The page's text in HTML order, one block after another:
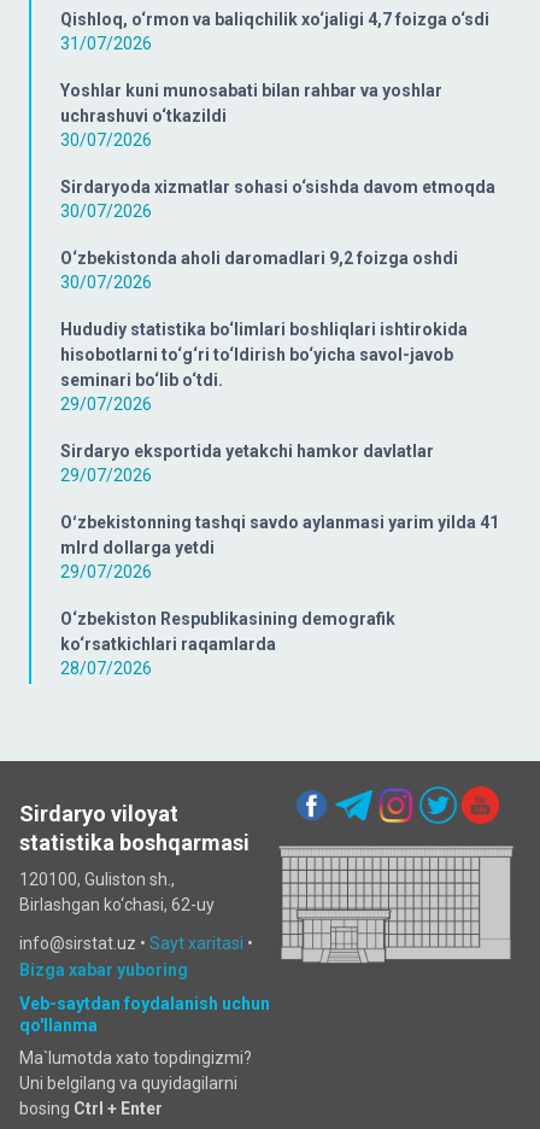
Qishloq, o‘rmon va baliqchilik xo‘jaligi 4,7 foizga o‘sdi
31/07/2026
Yoshlar kuni munosabati bilan rahbar va yoshlar
uchrashuvi o‘tkazildi
30/07/2026
Sirdaryoda xizmatlar sohasi o‘sishda davom etmoqda
30/07/2026
O‘zbekistonda aholi daromadlari 9,2 foizga oshdi
30/07/2026
Hududiy statistika bo‘limlari boshliqlari ishtirokida
hisobotlarni to‘g‘ri to‘ldirish bo‘yicha savol-javob
seminari bo‘lib o‘tdi.
29/07/2026
Sirdaryo eksportida yetakchi hamkor davlatlar
29/07/2026
Oʻzbekistonning tashqi savdo aylanmasi yarim yilda 41
mlrd dollarga yetdi
29/07/2026
O‘zbekiston Respublikasining demografik
ko‘rsatkichlari raqamlarda
28/07/2026
Sirdaryo viloyat
statistika boshqarmasi
120100, Guliston sh.,
Birlashgan ko‘chаsi, 62-uy
info@sirstat.uz • Sayt xaritasi •
Bizga xabar yuboring
Veb-saytdan foydalanish uchun
qo'llanma
Ma`lumotda xato topdingizmi?
Uni belgilang va quyidagilarni
bosing Ctrl + Enter